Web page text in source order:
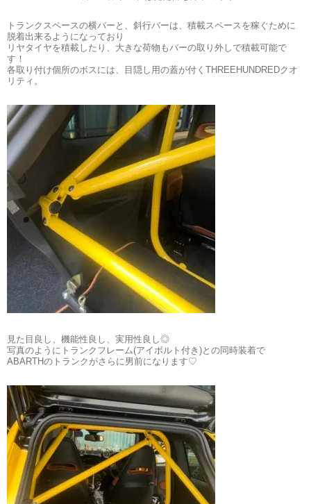
トランクスペースの横バーと、斜行バーは、積載スペースを稼ぐために
脱着出来るようになっており
リヤタイヤを積載したり、大きな荷物もバーの取り外しで積載可能で
す！
各取り付け個所のボスには、目隠し用の蓋が付くTHREEHUNDREDクオ
リティ。
見た目良し、機能性良し、実用性良し◎
写真のようにトランクフレーム(アイボルト付き)との同時装着で
ABARTHのトランクがさらに男前になります♡